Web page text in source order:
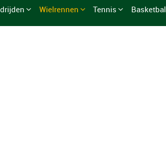
Wielrennen Tennis Basketbal